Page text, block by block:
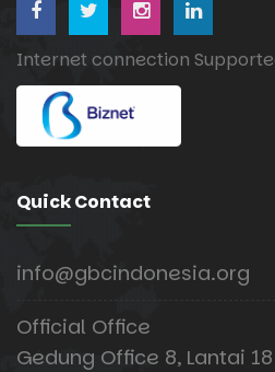
Internet connection
Quick Contact
info@gbcindonesia.org
Official Office
Gedung Office 8, Lantai 18